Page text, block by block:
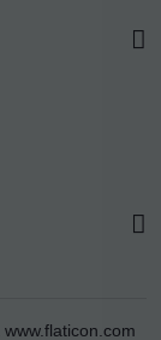
www.flaticon.com